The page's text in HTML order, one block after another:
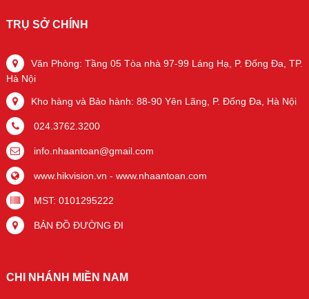
TRỤ SỞ CHÍNH
Văn Phòng: Tầng 05 Tòa nhà 97-99 Láng Hạ, P. Đống Đa, TP.
Hà Nội
Kho hàng và Bảo hành: 88-90 Yên Lãng, P. Đống Đa, Hà Nội
024.3762.3200
info.nhaantoan@gmail.com
www.hikvision.vn - www.nhaantoan.com
MST: 0101295222
BẢN ĐỒ ĐƯỜNG ĐI
CHI NHÁNH MIỀN NAM